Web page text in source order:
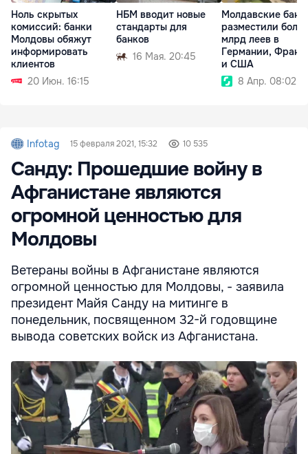
Ноль скрытых
комиссий: банки
Молдовы обяжут
информировать
клиентов
20 Июн. 16:15
НБМ вводит новые
стандарты для
банков
16 Мая. 20:45
Молдавские
разместили
млрд леев в
Германии,
и США
8 Апр. 08:02
Infotag 15 февраля 2021, 15:32 10 535
Санду: Прошедшие войну в
Афганистане являются
огромной ценностью для
Молдовы
Ветераны войны в Афганистане являются
огромной ценностью для Молдовы, - заявила
президент Майя Санду на митинге в
понедельник, посвященном 32-й годовщине
вывода советских войск из Афганистана.